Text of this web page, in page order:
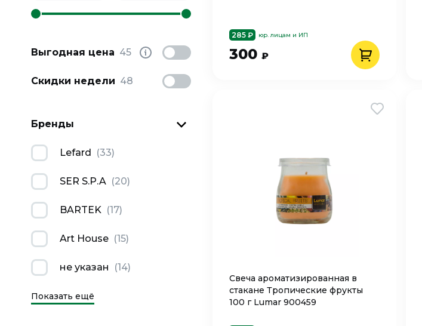
Выгодная цена 45
Скидки недели 48
Бренды
Lefard (33)
SER S.P.A (20)
BARTEK (17)
Art House (15)
не указан (14)
Показать ещё
285 ₽ юр. лицам и ИП
300 ₽
Свеча ароматизированная в
стакане Тропические фрукты
100 г Lumar 900459